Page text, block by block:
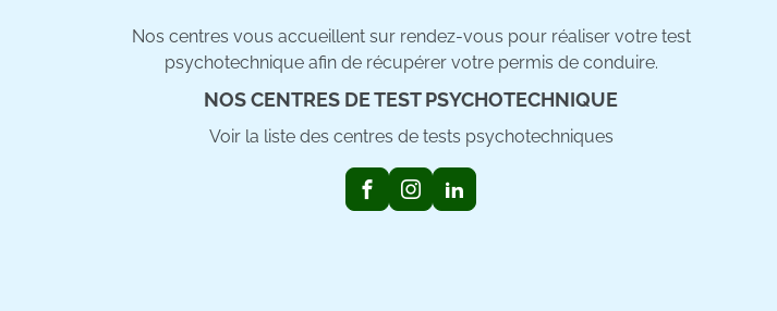
Nos centres vous accueillent sur rendez-vous pour réaliser votre test
psychotechnique afin de récupérer votre permis de conduire.
NOS CENTRES DE TEST PSYCHOTECHNIQUE
Voir la liste des centres de tests psychotechniques